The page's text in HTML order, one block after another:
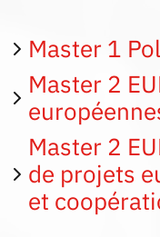
Master 1
Master 2
Master 2
de projets
et